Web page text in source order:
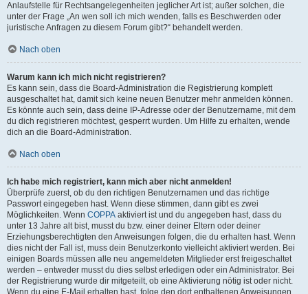
Anlaufstelle für Rechtsangelegenheiten jeglicher Art ist; außer solchen, die
unter der Frage „An wen soll ich mich wenden, falls es Beschwerden oder
juristische Anfragen zu diesem Forum gibt?“ behandelt werden.
Nach oben
Warum kann ich mich nicht registrieren?
Es kann sein, dass die Board-Administration die Registrierung komplett
ausgeschaltet hat, damit sich keine neuen Benutzer mehr anmelden können.
Es könnte auch sein, dass deine IP-Adresse oder der Benutzername, mit dem
du dich registrieren möchtest, gesperrt wurden. Um Hilfe zu erhalten, wende
dich an die Board-Administration.
Nach oben
Ich habe mich registriert, kann mich aber nicht anmelden!
Überprüfe zuerst, ob du den richtigen Benutzernamen und das richtige
Passwort eingegeben hast. Wenn diese stimmen, dann gibt es zwei
Möglichkeiten. Wenn COPPA aktiviert ist und du angegeben hast, dass du
unter 13 Jahre alt bist, musst du bzw. einer deiner Eltern oder deiner
Erziehungsberechtigten den Anweisungen folgen, die du erhalten hast. Wenn
dies nicht der Fall ist, muss dein Benutzerkonto vielleicht aktiviert werden. Bei
einigen Boards müssen alle neu angemeldeten Mitglieder erst freigeschaltet
werden – entweder musst du dies selbst erledigen oder ein Administrator. Bei
der Registrierung wurde dir mitgeteilt, ob eine Aktivierung nötig ist oder nicht.
Wenn du eine E-Mail erhalten hast, folge den dort enthaltenen Anweisungen.